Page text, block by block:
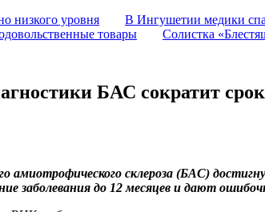
низкого уровня В Ингушетии медики
товары
Солистка
БАС сократит
амиотрофического склероза (БАС)
заболевания до 12 месяцев и дают